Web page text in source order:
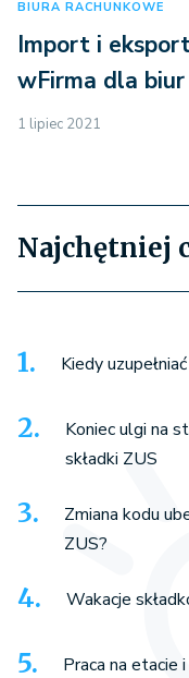
BIURA RACHUNKOWE
Import i
wFirma dla biur
1 lipiec 2021
Najchętniej
Kiedy
Koniec ulgi na
składki ZUS
Zmiana kodu
ZUS?
Wakacje
Praca na etacie